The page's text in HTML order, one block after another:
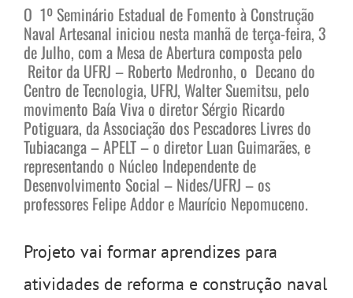
O 1º Seminário Estadual de Fomento à Construção
Naval Artesanal iniciou nesta manhã de terça-feira, 3
de Julho, com a Mesa de Abertura composta pelo
Reitor da UFRJ – Roberto Medronho, o Decano do
Centro de Tecnologia, UFRJ, Walter Suemitsu, pelo
movimento Baía Viva o diretor Sérgio Ricardo
Potiguara, da Associação dos Pescadores Livres do
Tubiacanga – APELT – o diretor Luan Guimarães, e
representando o Núcleo Independente de
Desenvolvimento Social – Nides/UFRJ – os
professores Felipe Addor e Maurício Nepomuceno.
Projeto vai formar aprendizes para
atividades de reforma e construção naval